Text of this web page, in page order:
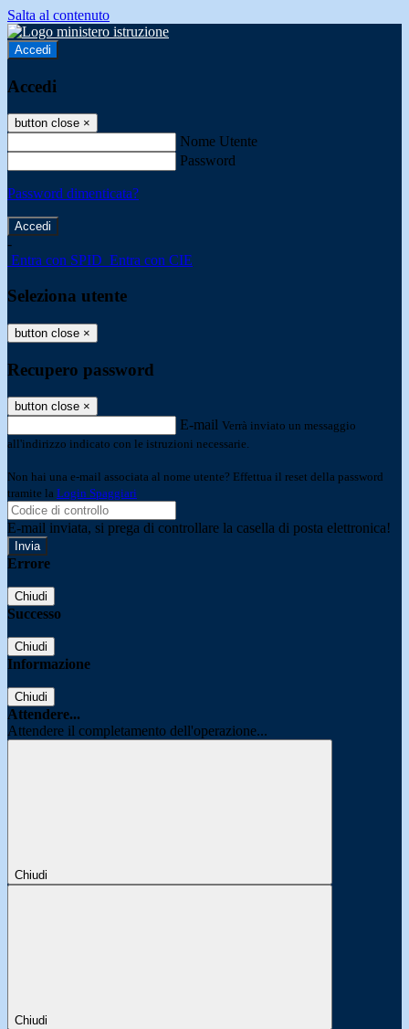
Salta al contenuto
Accedi
Accedi
button close ×
Nome Utente
Password
Password dimenticata?
-
Entra con SPID Entra con CIE
Seleziona utente
button close ×
Recupero password
button close ×
E-mail Verrà inviato un messaggio
all'indirizzo indicato con le istruzioni necessarie.
Non hai una e-mail associata al nome utente? Effettua il reset della password
tramite la Login Spaggiari
E-mail inviata, si prega di controllare la casella di posta elettronica!
Errore
Chiudi
Successo
Chiudi
Informazione
Chiudi
Attendere...
Attendere il completamento dell'operazione...
Chiudi
Chiudi